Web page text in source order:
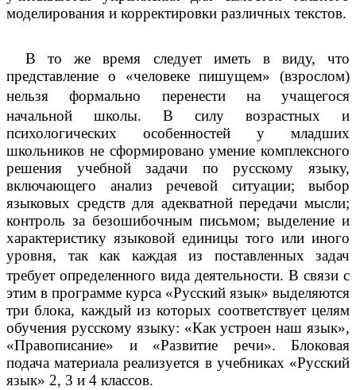
моделирования и корректировки различных текстов.
Вто же время следует иметь в виду, что
представление о «человеке пишущем» (взрослом)
нельзя формально перенести
на учащегося
начальной школы. В силу возрастных и
психологических особенностей у младших
школьников не сформировано умение комплексного
решения учебной задачи по русскому языку,
включающего анализ речевой ситуации; выбор
языковых средств для адекватной передачи мысли;
контроль за безошибочным письмом; выделение и
характеристику языковой единицы того или иного
уровня, так как каждая из поставленных задач
требует определенного вида деятельности. В связи с
этим в программе курса «Русский язык» выделяются
три блока, каждый из которых соответствует целям
обучения русскому языку: «Как устроен наш язык»,
«Правописание» и «Развитие речи». Блоковая
подача материала реализуется в учебниках «Русский
язык» 2, 3 и 4 классов.